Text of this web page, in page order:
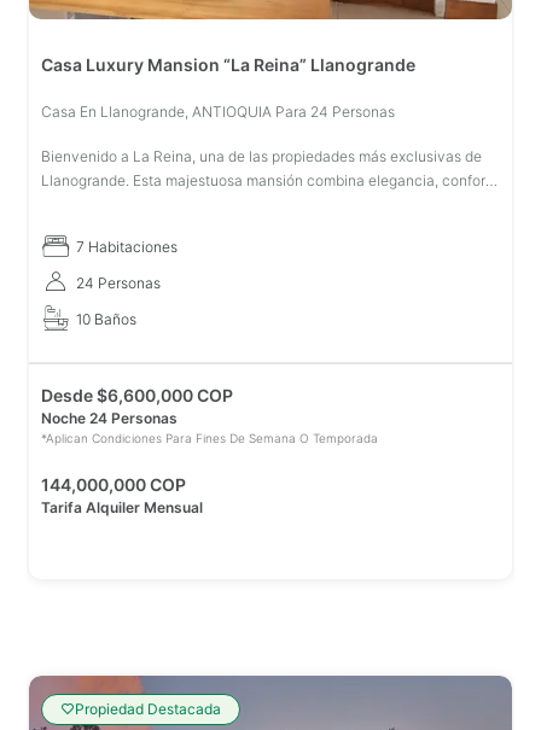
Casa Luxury Mansion “La Reina” Llanogrande
Casa En Llanogrande, ANTIOQUIA Para 24 Personas
Bienvenido a La Reina, una de las propiedades más exclusivas de
Llanogrande. Esta majestuosa mansión combina elegancia, confort
7 Habitaciones
24 Personas
10 Baños
Desde$6,600,000 COP
Noche 24 Personas
*Aplican Condiciones Para Fines De Semana O Temporada
144,000,000 COP
Tarifa Alquiler Mensual
Propiedad Destacada